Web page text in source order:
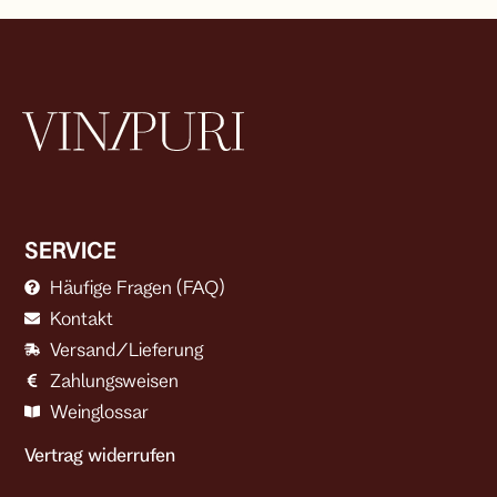
SERVICE
Häufige Fragen (FAQ)
Kontakt
Versand/Lieferung
Zahlungsweisen
Weinglossar
Vertrag widerrufen